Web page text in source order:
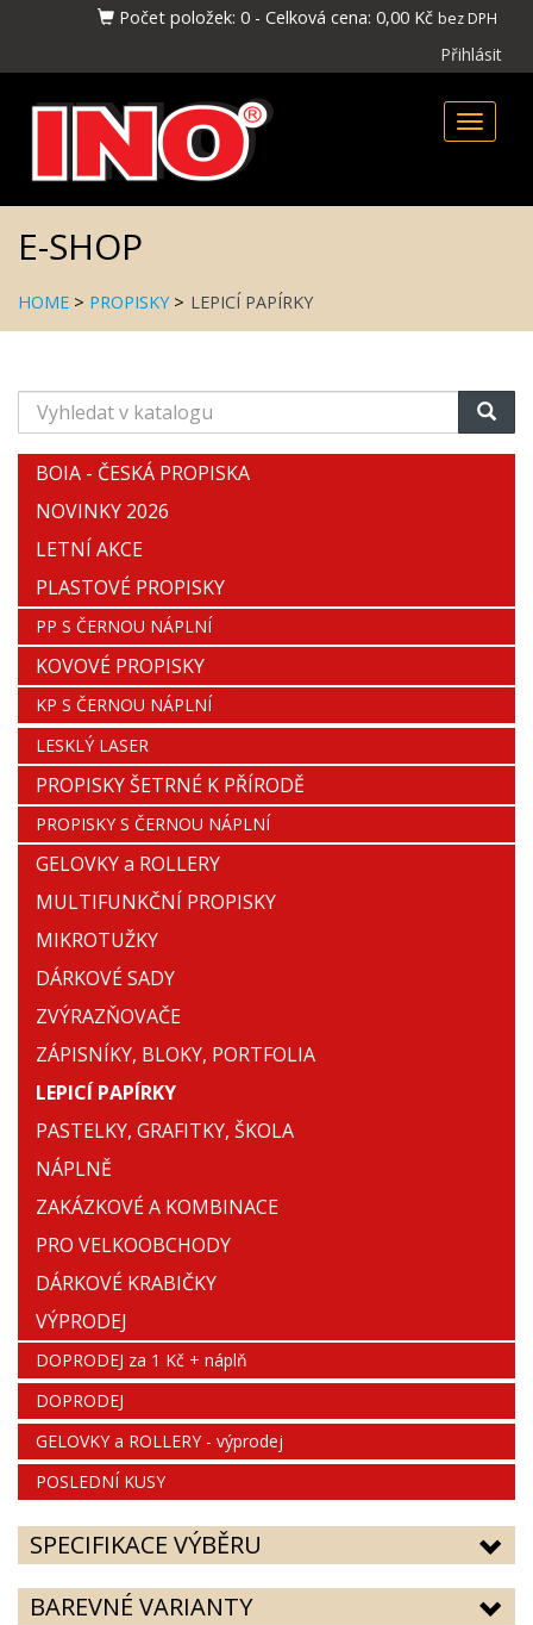
Počet položek: 0 - Celková cena: 0,00 Kč bez DPH
Přihlásit
Toggle
E-SHOP
HOME > PROPISKY> LEPICÍ PAPÍRKY
Vyhledat
v
katalogu
BOIA - ČESKÁ PROPISKA
NOVINKY 2026
LETNÍ AKCE
PLASTOVÉ PROPISKY
PP S ČERNOU NÁPLNÍ
KOVOVÉ PROPISKY
KP S ČERNOU NÁPLNÍ
LESKLÝ LASER
PROPISKY ŠETRNÉ K PŘÍRODĚ
PROPISKY S ČERNOU NÁPLNÍ
GELOVKY a ROLLERY
MULTIFUNKČNÍ PROPISKY
MIKROTUŽKY
DÁRKOVÉ SADY
ZVÝRAZŇOVAČE
ZÁPISNÍKY, BLOKY, PORTFOLIA
LEPICÍ PAPÍRKY
PASTELKY, GRAFITKY, ŠKOLA
NÁPLNĚ
ZAKÁZKOVÉ A KOMBINACE
PRO VELKOOBCHODY
DÁRKOVÉ KRABIČKY
VÝPRODEJ
DOPRODEJ za 1 Kč + náplň
DOPRODEJ
GELOVKY a ROLLERY - výprodej
POSLEDNÍ KUSY
SPECIFIKACE VÝBĚRU
BAREVNÉ VARIANTY